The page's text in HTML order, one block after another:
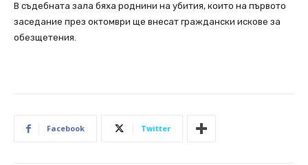
В съдебната зала бяха роднини на убития, които на първото
заседание през октомври ще внесат граждански искове за
обезщетения.
Facebook Twitter